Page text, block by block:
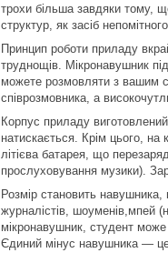
трохи більша завдяки тому,
структур, як засіб
Принцип роботи приладу
труднощів. Мікронавушник
можете розмовляти з вашим
співрозмовника, а
Корпус приладу
натискається. Крім цього,
літієва батарея, що
прослуховування музики).
Розмір становить
журналістів, шоуменів,мпей
мікронавушник, студент може
Єдиний мінус навушника — це